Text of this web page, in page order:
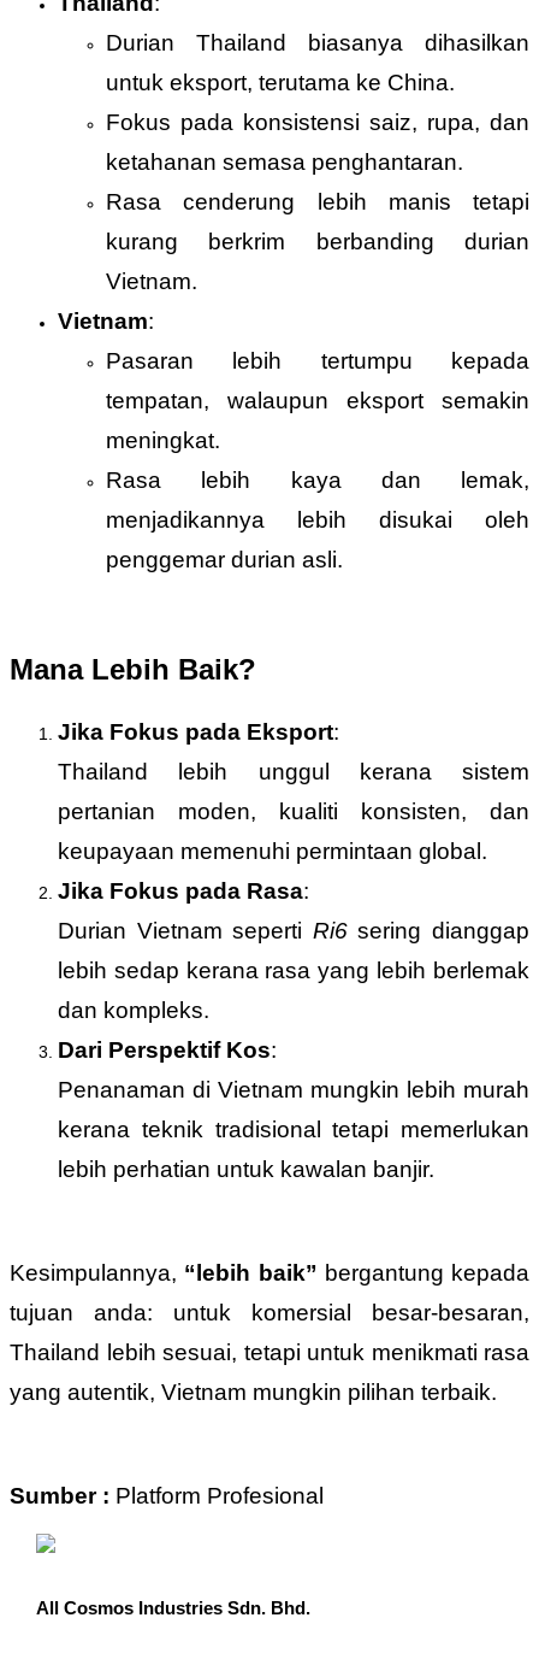
Durian Thailand biasanya dihasilkan
untuk eksport, terutama ke China.
Fokus pada konsistensi saiz, rupa, dan
ketahanan semasa penghantaran.
Rasa cenderung lebih manis tetapi
kurang berkrim berbanding durian
Vietnam.
Vietnam:
Pasaran lebih tertumpu kepada
tempatan, walaupun eksport semakin
meningkat.
Rasa lebih kaya dan lemak,
menjadikannya lebih disukai oleh
penggemar durian asli.
Mana Lebih Baik?
Jika Fokus pada Eksport:
Thailand lebih unggul kerana sistem
pertanian moden, kualiti konsisten, dan
keupayaan memenuhi permintaan global.
Jika Fokus pada Rasa:
Durian Vietnam seperti Ri6sering dianggap
lebih sedap kerana rasa yang lebih berlemak
dan kompleks.
Dari Perspektif Kos:
Penanaman di Vietnam mungkin lebih murah
kerana teknik tradisional tetapi memerlukan
lebih perhatian untuk kawalan banjir.
Kesimpulannya, “lebih baik” bergantung kepada
tujuan anda: untuk komersial besar-besaran,
Thailand lebih sesuai, tetapi untuk menikmati rasa
yang autentik, Vietnam mungkin pilihan terbaik.
Sumber : Platform Profesional
All Cosmos Industries Sdn. Bhd.